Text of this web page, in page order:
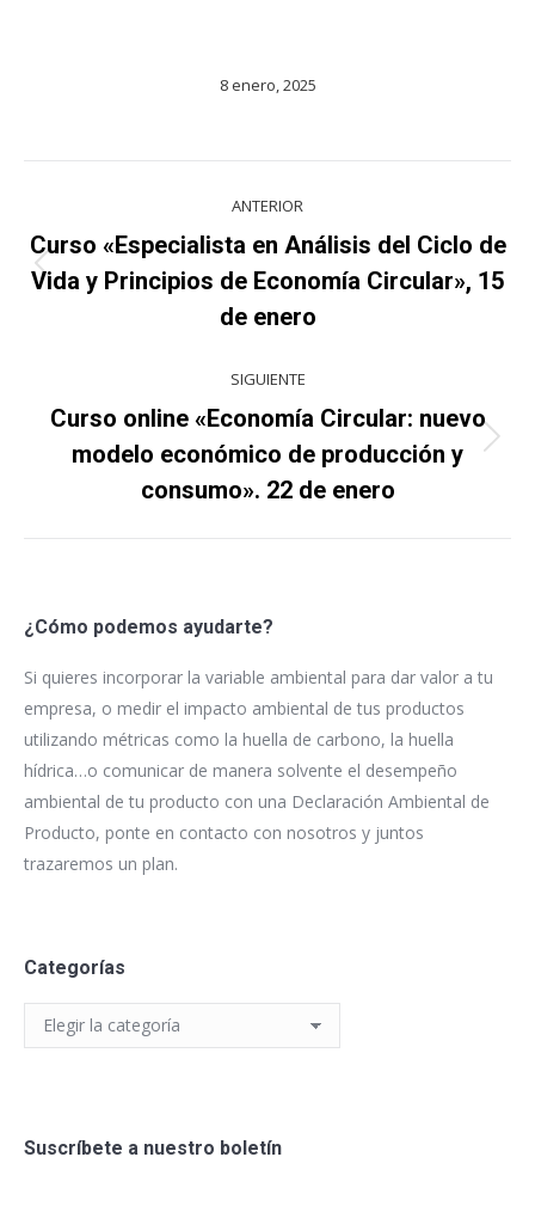
8 enero, 2025
entre
proyectos
ANTERIOR
Proyecto
anterior
Curso «Especialista en Análisis del Ciclo de
Vida y Principios de Economía Circular», 15
de enero
SIGUIENTE
Proyecto
siguiente
Curso online «Economía Circular: nuevo
modelo económico de producción y
consumo». 22 de enero
¿Cómo podemos ayudarte?
Si quieres incorporar la variable ambiental para dar valor a tu
empresa, o medir el impacto ambiental de tus productos
utilizando métricas como la huella de carbono, la huella
hídrica…o comunicar de manera solvente el desempeño
ambiental de tu producto con una Declaración Ambiental de
Producto, ponte en contacto con nosotros y juntos
trazaremos un plan.
Categorías
Categorías
Suscríbete a nuestro boletín